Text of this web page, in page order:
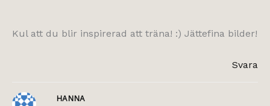
Kul att du blir inspirerad att träna! :) Jättefina bilder!
Svara
HANNA